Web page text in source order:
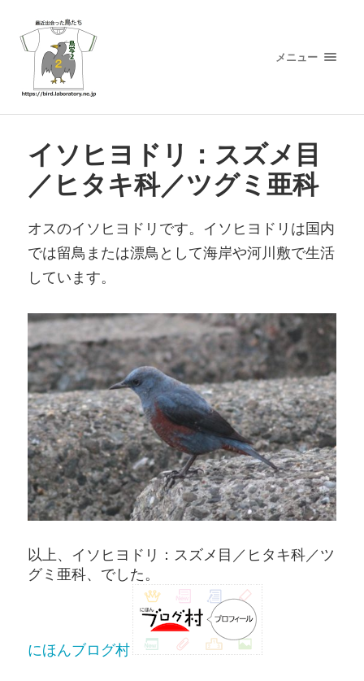
メニュー
イソヒヨドリ：スズメ目
／ヒタキ科／ツグミ亜科
オスのイソヒヨドリです。イソヒヨドリは国内
では留鳥または漂鳥として海岸や河川敷で生活
しています。
以上、イソヒヨドリ：スズメ目／ヒタキ科／ツ
グミ亜科、でした。
にほんブログ村